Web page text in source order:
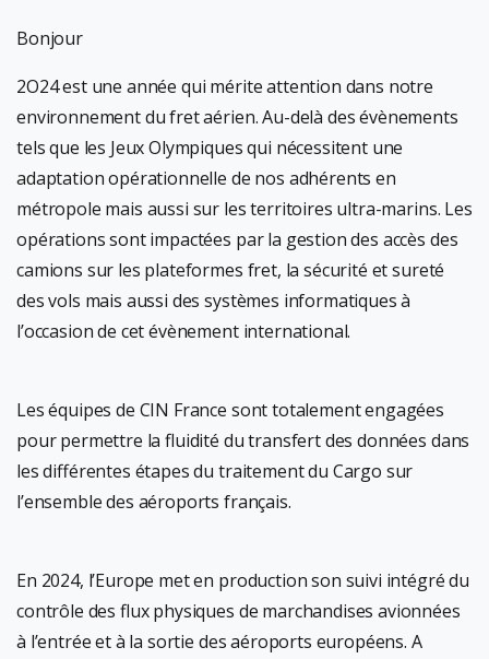
Bonjour
2O24 est une année qui mérite attention dans notre
environnement du fret aérien. Au-delà des évènements
tels que les Jeux Olympiques qui nécessitent une
adaptation opérationnelle de nos adhérents en
métropole mais aussi sur les territoires ultra-marins. Les
opérations sont impactées par la gestion des accès des
camions sur les plateformes fret, la sécurité et sureté
des vols mais aussi des systèmes informatiques à
l’occasion de cet évènement international.
Les équipes de CIN France sont totalement engagées
pour permettre la fluidité du transfert des données dans
les différentes étapes du traitement du Cargo sur
l’ensemble des aéroports français.
En 2024, l’Europe met en production son suivi intégré du
contrôle des flux physiques de marchandises avionnées
à l’entrée et à la sortie des aéroports européens. A